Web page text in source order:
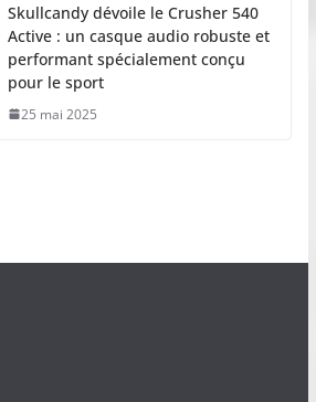
Skullcandy dévoile le Crusher 540
Active : un casque audio robuste et
performant spécialement conçu
pour le sport
25 mai 2025